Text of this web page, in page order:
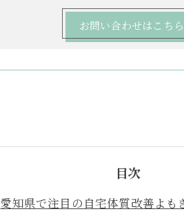
お問い合わせはこちら
目次
愛知県で注目の自宅体質改善よも